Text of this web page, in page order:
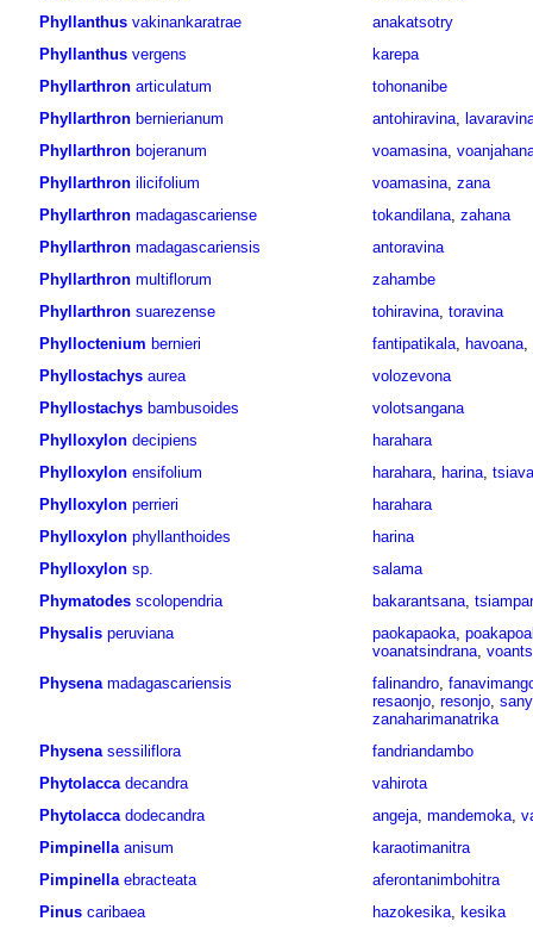
Phyllanthus vakinankaratrae
anakatsotry
Phyllanthus vergens
karepa
Phyllarthron articulatum
tohonanibe
Phyllarthron bernierianum antohiravina,
Phyllarthron bojeranum voamasina,
Phyllarthron ilicifolium voamasina, zana
Phyllarthron madagascariense tokandilana, zahana
Phyllarthron madagascariensis
antoravina
Phyllarthron multiflorum
zahambe
Phyllarthron suarezense tohiravina, toravina
Phylloctenium bernieri fantipatikala, havoana,
Phyllostachys aurea
volozevona
Phyllostachys bambusoides
volotsangana
Phylloxylon decipiens
harahara
Phylloxylon ensifolium harahara, harina,
Phylloxylon perrieri
harahara
Phylloxylon phyllanthoides
harina
Phylloxylon sp.
salama
Phymatodes scolopendria bakarantsana,
Physalis peruviana paokapaoka,
voanatsindrana,
Physena madagascariensis falinandro,
resaonjo, resonjo, sany
zanaharimanatrika
Physena sessiliflora
fandriandambo
Phytolacca decandra
vahirota
Phytolacca dodecandra angeja, mandemoka,
Pimpinella anisum
karaotimanitra
Pimpinella ebracteata
aferontanimbohitra
Pinus caribaea hazokesika, kesika